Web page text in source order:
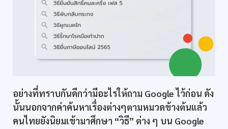
อย่างที่ทราบกันดีกว่ามีอะไรให้ถาม Google ไว้ก่อน ดัง
นั้นนอกจากคำค้นหาเรื่องต่างๆตามหมวดข้างต้นแล้ว
คนไทยยังนิยมเข้ามาศึกษา “วิธี” ต่าง ๆ บน Google